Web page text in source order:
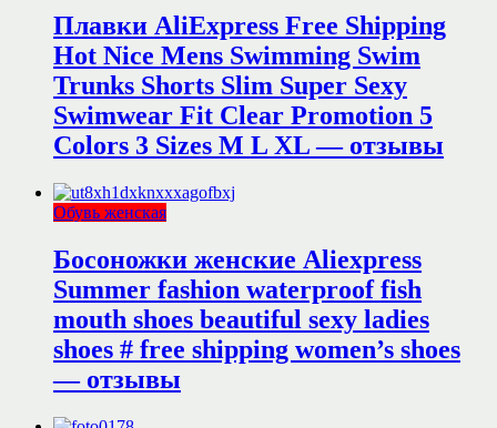
Плавки AliExpress Free Shipping
Hot Nice Mens Swimming Swim
Trunks Shorts Slim Super Sexy
Swimwear Fit Clear Promotion 5
Colors 3 Sizes M L XL — отзывы
Обувь женская
Босоножки женские Aliexpress
Summer fashion waterproof fish
mouth shoes beautiful sexy ladies
shoes # free shipping women’s shoes
— отзывы